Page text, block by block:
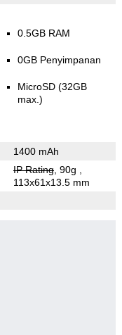
0.5GB RAM
0GB Penyimpanan
MicroSD (32GB
max.)
1400 mAh
IP Rating, 90g
113x61x13.5 mm